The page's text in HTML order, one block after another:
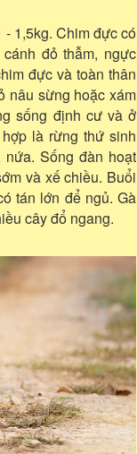
1,5kg. Chim đực có
đỏ thẫm, ngực
đực và toàn thân
nâu sừng hoặc xám
sống định cư và ở
là rừng thứ sinh
Sống đàn hoạt
và xế chiều. Buổi
tán lớn để ngủ. Gà
cây đổ ngang.